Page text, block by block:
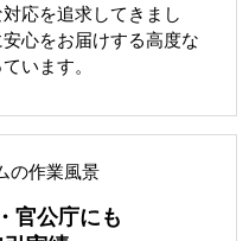
応を追求してきまし
心をお届けする高度な
います。
官公庁にも